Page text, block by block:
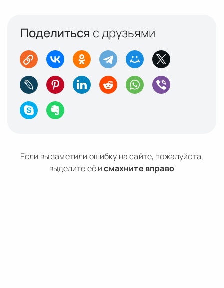
Поделиться с друзьями
Если вы заметили ошибку на сайте, пожалуйста,
выделите её исмахните вправо